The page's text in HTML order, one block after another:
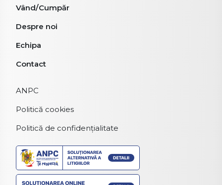
Vând/Cumpăr
Despre noi
Echipa
Contact
ANPC
Politică cookies
Politică de confidențialitate